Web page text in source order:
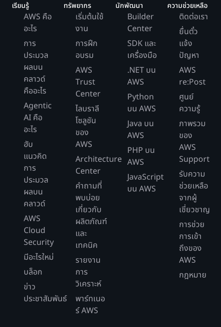
เรียนรู้
AWS คือ
อะไร
การ
ประมวล
ผลบน
คลาวด์
คืออะไร
Agentic
AI คือ
อะไร
ฮับ
แนวคิด
การ
ประมวล
ผลบน
คลาวด์
AWS
Cloud
Security
มีอะไรใหม่
บล็อก
ข่าว
ประชาสัมพันธ์
ทรัพยากร
เริ่มต้นใช้
งาน
การฝึก
อบรม
AWS
Trust
Center
ไลบราลี
โซลูชัน
ของ
AWS
Architecture
Center
คำถามที่
พบบ่อย
เกี่ยวกับ
ผลิตภัณฑ์
และ
เทคนิค
รายงาน
การ
วิเคราะห์
พาร์ทเนอ
ร์ AWS
นักพัฒนา
Builder
Center
SDK และ
เครื่องมือ
.NET บน
AWS
Python
บน AWS
Java บน
AWS
PHP บน
AWS
JavaScript
บน AWS
ความช่วยเหลือ
ติดต่อเรา
ยื่นตั๋ว
แจ้ง
ปัญหา
AWS
re:Post
ศูนย์
ความรู้
ภาพรวม
ของ
AWS
Support
รับความ
ช่วยเหลือ
จากผู้
เชี่ยวชาญ
การช่วย
การเข้า
ถึงของ
AWS
กฎหมาย